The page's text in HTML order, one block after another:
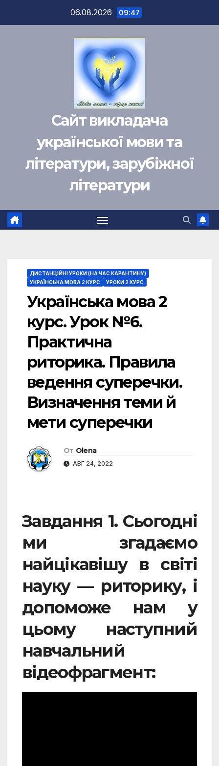
06.08.2026 09:47
Сайт викладача
української мови та
літератури, зарубіжної
літератури
ДИСТАНЦІЙНІ УРОКИ (НА ЧАС КАРАНТИНУ)
УКРАЇНСЬКА МОВА 2 КУРС
УРОКИ 2 КУРС
Українська мова 2
курс. Урок №6.
Практична
риторика. Правила
ведення суперечки.
Визначення теми й
мети суперечки
От Olena
АВГ 24, 2022
Завдання 1. Сьогодні
ми згадаємо
найцікавішу в світі
науку — риторику, і
допоможе нам у
цьому наступний
навчальний
відеофрагмент: